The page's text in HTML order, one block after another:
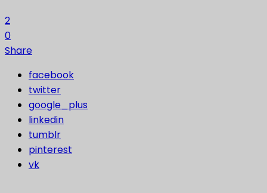
2
0
Share
facebook
twitter
google_plus
linkedin
tumblr
pinterest
vk